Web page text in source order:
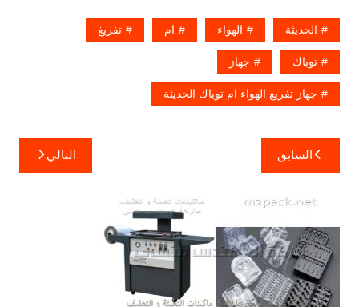
الحديثة الهواء ام تفريغ
توباك جهاز
جهاز تفريغ الهواء ام توباك الحديثة
تصفّح
المقالات
السابق التالي